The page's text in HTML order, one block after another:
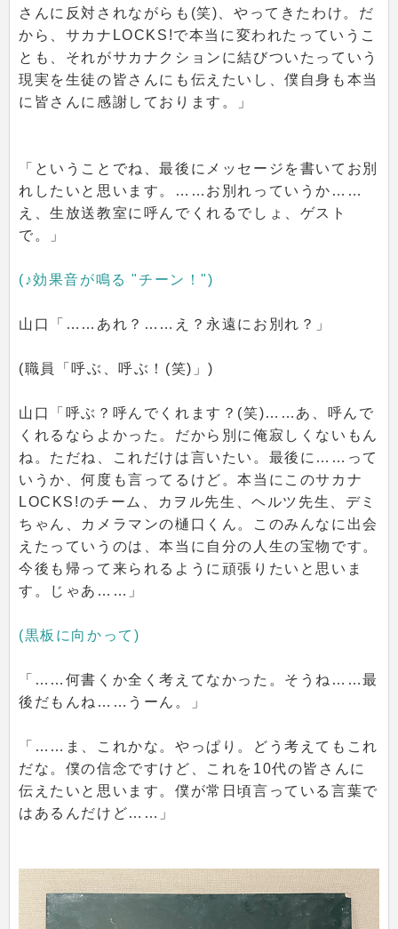
さんに反対されながらも(笑)、やってきたわけ。だ
から、サカナLOCKS!で本当に変われたっていうこ
とも、それがサカナクションに結びついたっていう
現実を生徒の皆さんにも伝えたいし、僕自身も本当
に皆さんに感謝しております。」
「ということでね、最後にメッセージを書いてお別
れしたいと思います。……お別れっていうか……
え、生放送教室に呼んでくれるでしょ、ゲスト
で。」
(♪効果音が鳴る "チーン！")
山口「……あれ？……え？永遠にお別れ？」
(職員「呼ぶ、呼ぶ！(笑)」)
山口「呼ぶ？呼んでくれます？(笑)……あ、呼んで
くれるならよかった。だから別に俺寂しくないもん
ね。ただね、これだけは言いたい。最後に……って
いうか、何度も言ってるけど。本当にこのサカナ
LOCKS!のチーム、カヲル先生、ヘルツ先生、デミ
ちゃん、カメラマンの樋口くん。このみんなに出会
えたっていうのは、本当に自分の人生の宝物です。
今後も帰って来られるように頑張りたいと思いま
す。じゃあ……」
(黒板に向かって)
「……何書くか全く考えてなかった。そうね……最
後だもんね……うーん。」
「……ま、これかな。やっぱり。どう考えてもこれ
だな。僕の信念ですけど、これを10代の皆さんに
伝えたいと思います。僕が常日頃言っている言葉で
はあるんだけど……」